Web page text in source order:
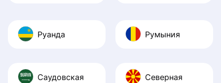
Руанда Румыния
Саудовская
Северная